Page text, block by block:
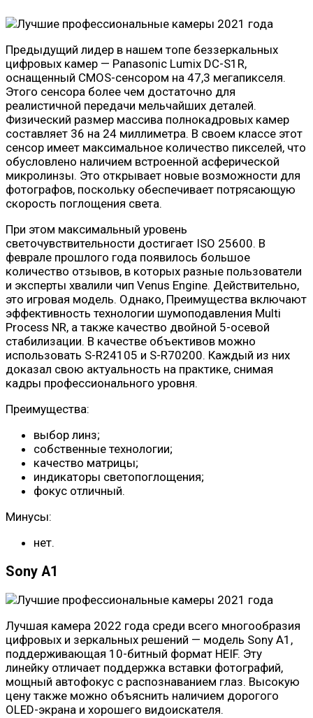
Предыдущий лидер в нашем топе беззеркальных
цифровых камер — Panasonic Lumix DC-S1R,
оснащенный CMOS-сенсором на 47,3 мегапикселя.
Этого сенсора более чем достаточно для
реалистичной передачи мельчайших деталей.
Физический размер массива полнокадровых камер
составляет 36 на 24 миллиметра. В своем классе этот
сенсор имеет максимальное количество пикселей, что
обусловлено наличием встроенной асферической
микролинзы. Это открывает новые возможности для
фотографов, поскольку обеспечивает потрясающую
скорость поглощения света.
При этом максимальный уровень
светочувствительности достигает ISO 25600. В
феврале прошлого года появилось большое
количество отзывов, в которых разные пользователи
и эксперты хвалили чип Venus Engine. Действительно,
это игровая модель. Однако, Преимущества включают
эффективность технологии шумоподавления Multi
Process NR, а также качество двойной 5-осевой
стабилизации. В качестве объективов можно
использовать S-R24105 и S-R70200. Каждый из них
доказал свою актуальность на практике, снимая
кадры профессионального уровня.
Преимущества:
выбор линз;
собственные технологии;
качество матрицы;
индикаторы светопоглощения;
фокус отличный.
Минусы:
нет.
Sony A1
Лучшая камера 2022 года среди всего многообразия
цифровых и зеркальных решений — модель Sony A1,
поддерживающая 10-битный формат HEIF. Эту
линейку отличает поддержка вставки фотографий,
мощный автофокус с распознаванием глаз. Высокую
цену также можно объяснить наличием дорогого
OLED-экрана и хорошего видоискателя.